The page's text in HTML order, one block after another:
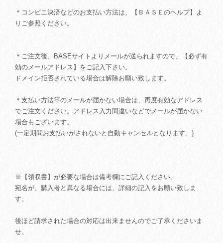
＊コンビニ決済などのお支払い方法は、【ＢＡＳＥのヘルプ】よ
りご参照ください。
＊ご注文後、BASEサイトよりメールが送られますので、【必ず有
効のメールアドレス】をご記入下さい。
ドメイン拒否されている場合は解除お願い致します。
＊支払い方法等のメールが届かない場合は、再度有効なアドレス
でご注文ください。アドレス入力間違いなどでメールが届かない
場合もございます。
(一定期間お支払いがされないと自動キャンセルとなります。)
※【領収書】が必要な場合は備考欄にご記入ください。
宛名が、購入者と異なる場合には、詳細の記入をお願い致しま
す。
後ほど請求された場合の対応は出来ませんのでご了承くださいま
せ。